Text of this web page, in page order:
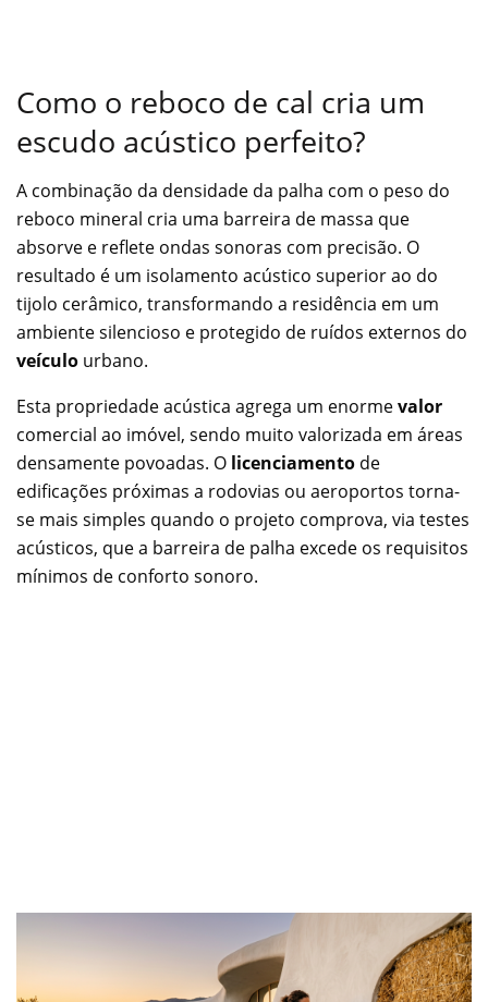
Como o reboco de cal cria um
escudo acústico perfeito?
A combinação da densidade da palha com o peso do
reboco mineral cria uma barreira de massa que
absorve e reflete ondas sonoras com precisão. O
resultado é um isolamento acústico superior ao do
tijolo cerâmico, transformando a residência em um
ambiente silencioso e protegido de ruídos externos do
veículo urbano.
Esta propriedade acústica agrega um enormevalor
comercial ao imóvel, sendo muito valorizada em áreas
densamente povoadas. O licenciamento de
edificações próximas a rodovias ou aeroportos torna-
se mais simples quando o projeto comprova, via testes
acústicos, que a barreira de palha excede os requisitos
mínimos de conforto sonoro.